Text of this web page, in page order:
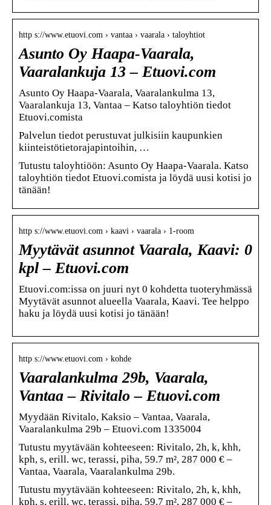
http s://www.etuovi.com › vantaa › vaarala › taloyhtiot
Asunto Oy Haapa-Vaarala,
Vaaralankuja 13 – Etuovi.com
Asunto Oy Haapa-Vaarala, Vaaralankulma 13,
Vaaralankuja 13, Vantaa – Katso taloyhtiön tiedot
Etuovi.comista
Palvelun tiedot perustuvat julkisiin kaupunkien
kiinteistötietorajapintoihin, …
Tutustu taloyhtiöön: Asunto Oy Haapa-Vaarala. Katso
taloyhtiön tiedot Etuovi.comista ja löydä uusi kotisi jo
tänään!
http s://www.etuovi.com › kaavi › vaarala › 1-room
Myytävät asunnot Vaarala, Kaavi: 0
kpl – Etuovi.com
Etuovi.com:issa on juuri nyt 0 kohdetta tuoteryhmässä
Myytävät asunnot alueella Vaarala, Kaavi. Tee helppo
haku ja löydä uusi kotisi jo tänään!
http s://www.etuovi.com › kohde
Vaaralankulma 29b, Vaarala,
Vantaa – Rivitalo – Etuovi.com
Myydään Rivitalo, Kaksio – Vantaa, Vaarala,
Vaaralankulma 29b – Etuovi.com 1335004
Tutustu myytävään kohteeseen: Rivitalo, 2h, k, khh,
kph, s, erill. wc, terassi, piha, 59.7 m², 287 000 € –
Vantaa, Vaarala, Vaaralankulma 29b.
Tutustu myytävään kohteeseen: Rivitalo, 2h, k, khh,
kph, s, erill. wc, terassi, piha, 59.7 m², 287 000 € –